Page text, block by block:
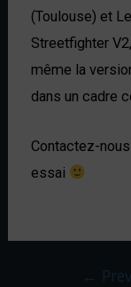
(Toulouse) et
Streetfighter
même la
dans un cadre
Contactez-
essai
←